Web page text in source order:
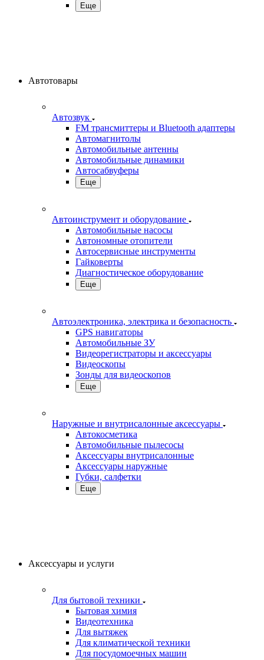
Еще
Автотовары
Автозвук
FM трансмиттеры и Bluetooth адаптеры
Автомагнитолы
Автомобильные антенны
Автомобильные динамики
Автосабвуферы
Еще
Автоинструмент и оборудование
Автомобильные насосы
Автономные отопители
Автосервисные инструменты
Гайковерты
Диагностическое оборудование
Еще
Автоэлектроника, электрика и безопасность
GPS навигаторы
Автомобильные ЗУ
Видеорегистраторы и аксессуары
Видеоскопы
Зонды для видеоскопов
Еще
Наружные и внутрисалонные аксессуары
Автокосметика
Автомобильные пылесосы
Аксесcуары внутрисалонные
Аксессуары наружные
Губки, салфетки
Еще
Аксессуары и услуги
Для бытовой техники
Бытовая химия
Видеотехника
Для вытяжек
Для климатической техники
Для посудомоечных машин